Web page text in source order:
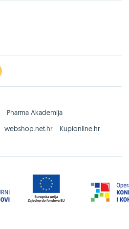
Pharma Akademija
webshop.net.hr
Kupionline.hr